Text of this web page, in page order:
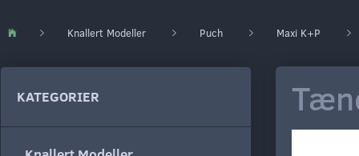
Knallert Modeller Puch Maxi K+P
KATEGORIER